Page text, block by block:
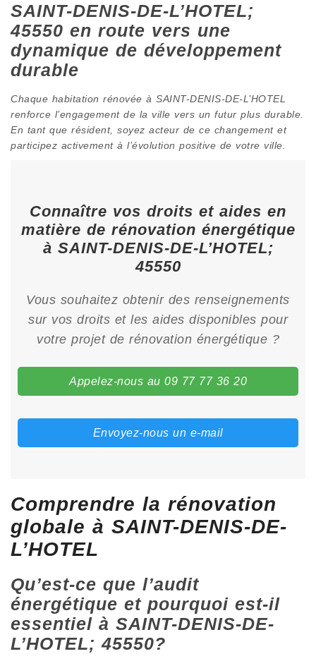
SAINT-DENIS-DE-L’HOTEL;
45550 en route vers une
dynamique de développement
durable
Chaque habitation rénovée à SAINT-DENIS-DE-L’HOTEL
renforce l’engagement de la ville vers un futur plus durable.
En tant que résident, soyez acteur de ce changement et
participez activement à l’évolution positive de votre ville.
Connaître vos droits et aides en
matière de rénovation énergétique
à SAINT-DENIS-DE-L’HOTEL;
45550
Vous souhaitez obtenir des renseignements
sur vos droits et les aides disponibles pour
votre projet de rénovation énergétique ?
Appelez-nous au 09 77 77 36 20
Envoyez-nous un e-mail
Comprendre la rénovation
globale à SAINT-DENIS-DE-
L’HOTEL
Qu’est-ce que l’audit
énergétique et pourquoi est-il
essentiel à SAINT-DENIS-DE-
L’HOTEL; 45550?